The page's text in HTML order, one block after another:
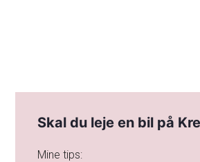
Skal du leje en bil på
Mine tips: